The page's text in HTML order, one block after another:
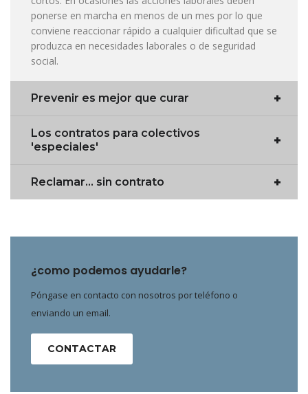
ponerse en marcha en menos de un mes por lo que
conviene reaccionar rápido a cualquier dificultad que se
produzca en necesidades laborales o de seguridad
social.
Prevenir es mejor que curar
Los contratos para colectivos
'especiales'
Reclamar... sin contrato
¿como podemos ayudarle?
Póngase en contacto con nosotros por teléfono o
enviando un email.
CONTACTAR